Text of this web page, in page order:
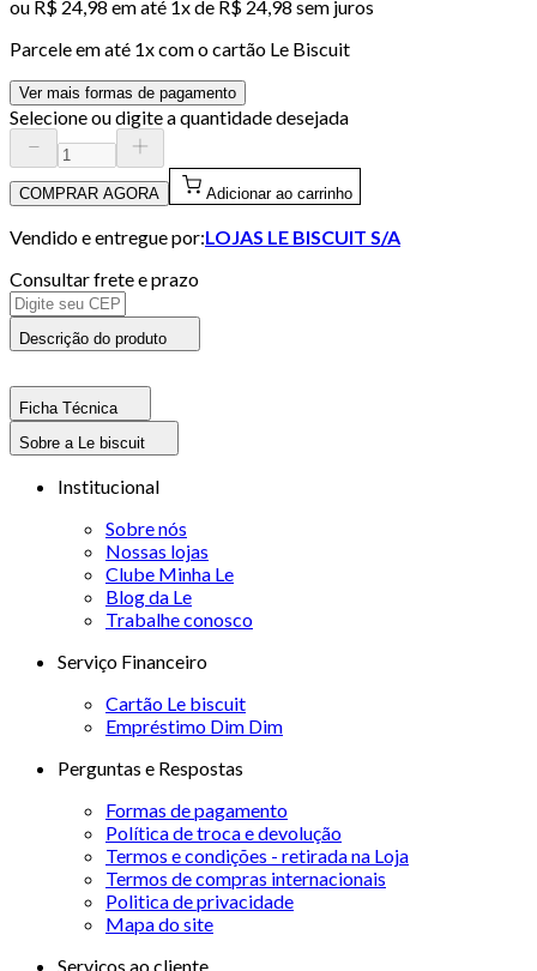
ou R$ 24,98 em até 1x de R$ 24,98 sem juros
Parcele em até 1x com o cartão Le Biscuit
Ver mais formas de pagamento
Selecione ou digite a quantidade desejada
COMPRAR AGORA Adicionar ao carrinho
Vendido e entregue por:LOJAS LE BISCUIT S/A
Consultar frete e prazo
Descrição do produto
Ficha Técnica
Sobre a Le biscuit
Institucional
Sobre nós
Nossas lojas
Clube Minha Le
Blog da Le
Trabalhe conosco
Serviço Financeiro
Cartão Le biscuit
Empréstimo Dim Dim
Perguntas e Respostas
Formas de pagamento
Política de troca e devolução
Termos e condições - retirada na Loja
Termos de compras internacionais
Politica de privacidade
Mapa do site
Serviços ao cliente